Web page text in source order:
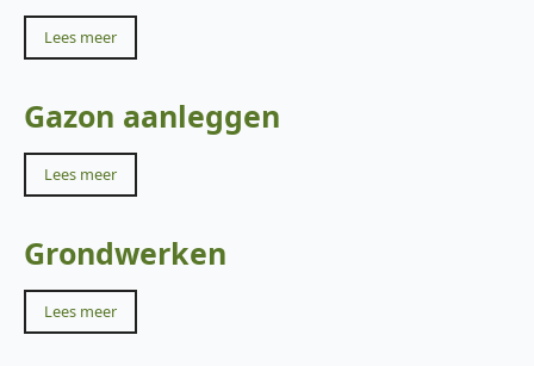
Lees meer
Gazon aanleggen
Lees meer
Grondwerken
Lees meer